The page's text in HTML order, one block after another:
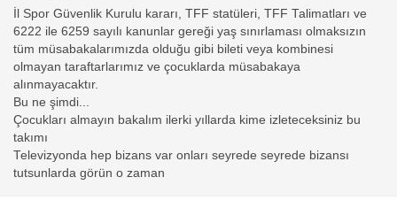
İl Spor Güvenlik Kurulu kararı, TFF statüleri, TFF Talimatları ve
6222 ile 6259 sayılı kanunlar gereği yaş sınırlaması olmaksızın
tüm müsabakalarımızda olduğu gibi bileti veya kombinesi
olmayan taraftarlarımız ve çocuklarda müsabakaya
alınmayacaktır.
Bu ne şimdi...
Çocukları almayın bakalım ilerki yıllarda kime izleteceksiniz bu
takımı
Televizyonda hep bizans var onları seyrede seyrede bizansı
tutsunlarda görün o zaman